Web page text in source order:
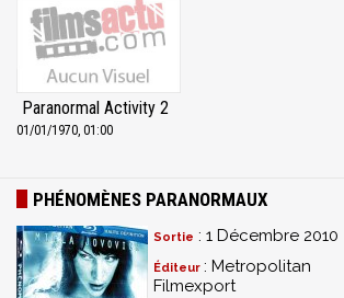
Paranormal Activity 2
01/01/1970, 01:00
PHÉNOMÈNES PARANORMAUX
Sortie : 1 Décembre 2010
Éditeur : Metropolitan
Filmexport